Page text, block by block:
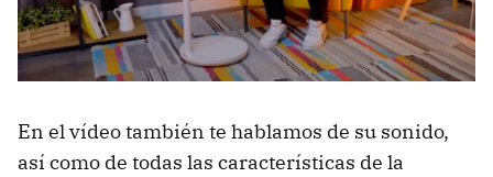
En el vídeo también te hablamos de su sonido,
así como de todas las características de la